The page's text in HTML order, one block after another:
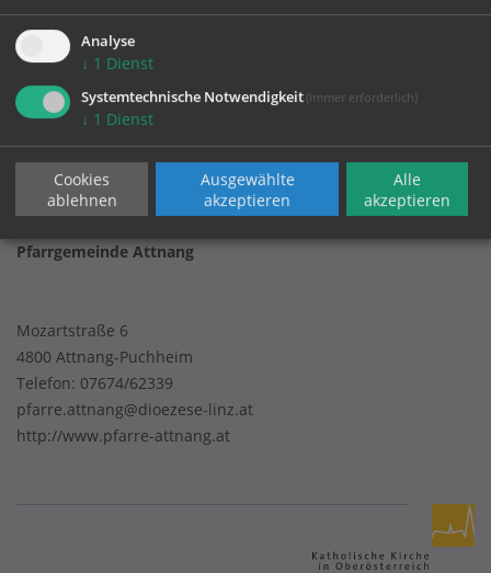
Datenschutz
Pfarrgemeinde Attnang
Mozartstraße 6
4800 Attnang-Puchheim
Telefon: 07674/62339
pfarre.attnang@dioezese-linz.at
http://www.pfarre-attnang.at
Analyse
↓ 1 Dienst
Systemtechnische Notwendigkeit (immer erforderlich)
↓ 1 Dienst
Cookies
ablehnen
Ausgewählte
akzeptieren
Alle
akzeptieren